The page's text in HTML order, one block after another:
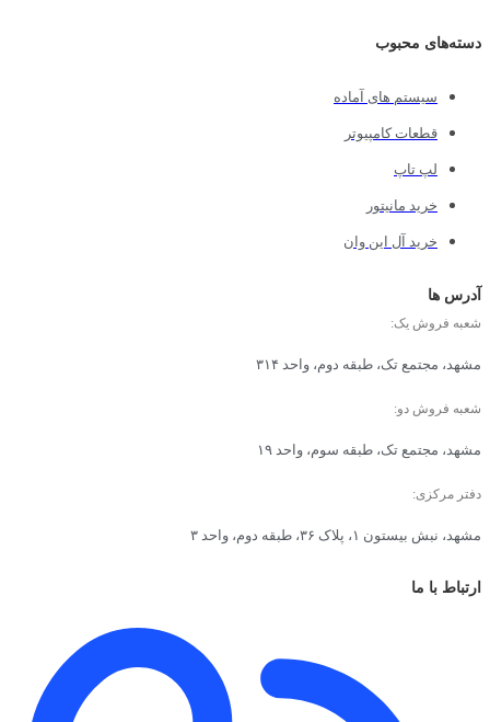
دسته‌های محبوب
سیستم های آماده
قطعات کامپیوتر
لپ تاپ
خرید مانیتور
خرید آل این وان
آدرس ها
شعبه فروش یک:
مشهد، مجتمع تک، طبقه دوم، واحد ۳۱۴
شعبه فروش دو:
مشهد، مجتمع تک، طبقه سوم، واحد ۱۹
دفتر مرکزی:
مشهد، نبش بیستون ۱، پلاک ۳۶، طبقه دوم، واحد ۳
ارتباط با ما